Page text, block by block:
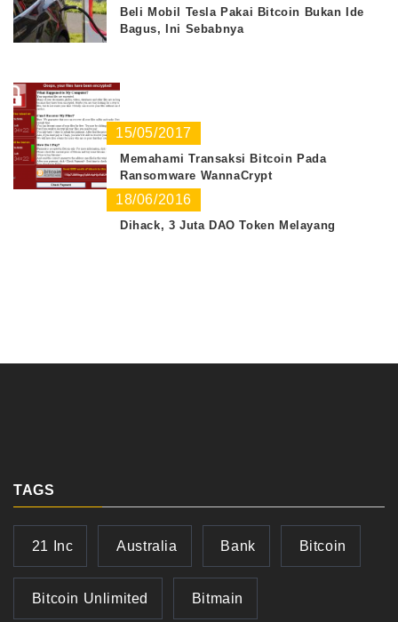
Beli Mobil Tesla Pakai Bitcoin Bukan Ide
Bagus, Ini Sebabnya
15/05/2017
Memahami Transaksi Bitcoin Pada
Ransomware WannaCrypt
18/06/2016
Dihack, 3 Juta DAO Token Melayang
TAGS
21 Inc Australia Bank Bitcoin
Bitcoin Unlimited Bitmain